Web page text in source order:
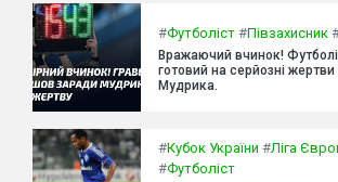
#Футболіст #Півзахисник
Вражаючий вчинок!
готовий на серйозні
Мудрика.
#Кубок України #Ліга
#Футболіст